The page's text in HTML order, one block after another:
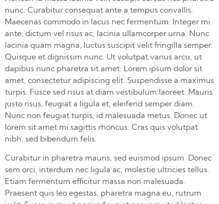
nunc. Curabitur consequat ante a tempus convallis.
Maecenas commodo in lacus nec fermentum. Integer mi
ante, dictum vel risus ac, lacinia ullamcorper urna. Nunc
lacinia quam magna, luctus suscipit velit fringilla semper.
Quisque et dignissim nunc. Ut volutpat varius arcu, ut
dapibus nunc pharetra sit amet. Lorem ipsum dolor sit
amet, consectetur adipiscing elit. Suspendisse a maximus
turpis. Fusce sed risus at diam vestibulum laoreet. Mauris
justo risus, feugiat a ligula et, eleifend semper diam.
Nunc non feugiat turpis, id malesuada metus. Donec ut
lorem sit amet mi sagittis rhoncus. Cras quis volutpat
nibh, sed bibendum felis.
Curabitur in pharetra mauris, sed euismod ipsum. Donec
sem orci, interdum nec ligula ac, molestie ultricies tellus.
Etiam fermentum efficitur massa non malesuada.
Praesent quis leo egestas, pharetra magna eu, rutrum